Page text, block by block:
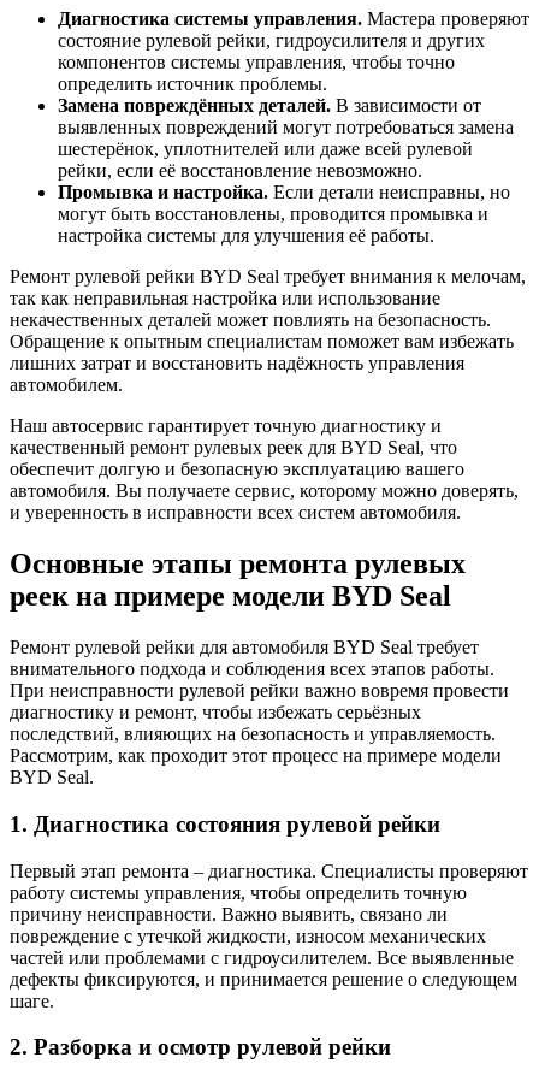
Диагностика системы управления. Мастера проверяют
состояние рулевой рейки, гидроусилителя и других
компонентов системы управления, чтобы точно
определить источник проблемы.
Замена повреждённых деталей. В зависимости от
выявленных повреждений могут потребоваться замена
шестерёнок, уплотнителей или даже всей рулевой
рейки, если её восстановление невозможно.
Промывка и настройка. Если детали неисправны, но
могут быть восстановлены, проводится промывка и
настройка системы для улучшения её работы.
Ремонт рулевой рейки BYD Seal требует внимания к мелочам,
так как неправильная настройка или использование
некачественных деталей может повлиять на безопасность.
Обращение к опытным специалистам поможет вам избежать
лишних затрат и восстановить надёжность управления
автомобилем.
Наш автосервис гарантирует точную диагностику и
качественный ремонт рулевых реек для BYD Seal, что
обеспечит долгую и безопасную эксплуатацию вашего
автомобиля. Вы получаете сервис, которому можно доверять,
и уверенность в исправности всех систем автомобиля.
Основные этапы ремонта рулевых
реек на примере модели BYD Seal
Ремонт рулевой рейки для автомобиля BYD Seal требует
внимательного подхода и соблюдения всех этапов работы.
При неисправности рулевой рейки важно вовремя провести
диагностику и ремонт, чтобы избежать серьёзных
последствий, влияющих на безопасность и управляемость.
Рассмотрим, как проходит этот процесс на примере модели
BYD Seal.
1. Диагностика состояния рулевой рейки
Первый этап ремонта – диагностика. Специалисты проверяют
работу системы управления, чтобы определить точную
причину неисправности. Важно выявить, связано ли
повреждение с утечкой жидкости, износом механических
частей или проблемами с гидроусилителем. Все выявленные
дефекты фиксируются, и принимается решение о следующем
шаге.
2. Разборка и осмотр рулевой рейки